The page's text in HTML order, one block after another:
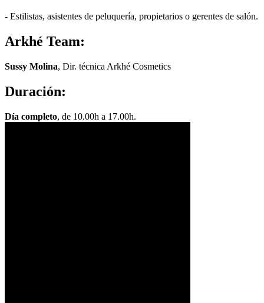
- Estilistas, asistentes de peluquería, propietarios o gerentes de salón.
Arkhé Team:
Sussy Molina, Dir. técnica Arkhé Cosmetics
Duración:
Día completo, de 10.00h a 17.00h.